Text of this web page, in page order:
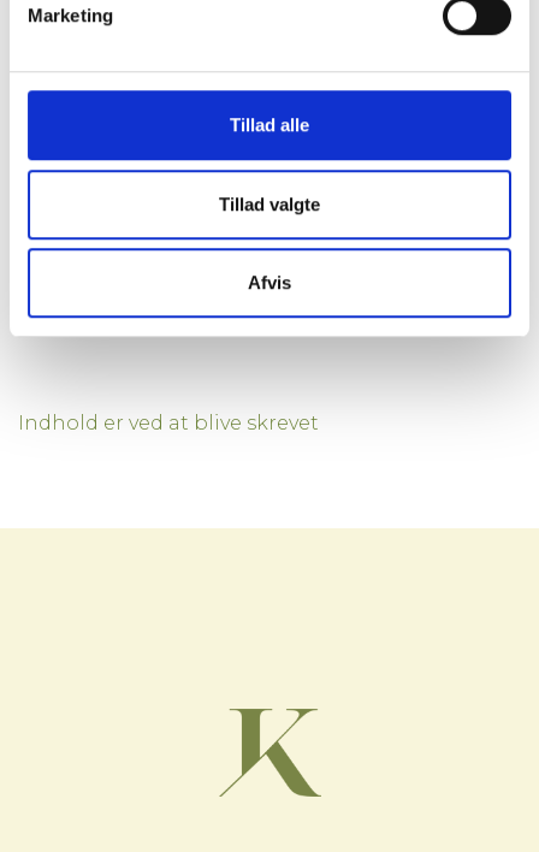
Marketing
Tillad alle
Tillad valgte
Afvis
Areal
111.7 m²
Husleje
-
Print reference ark
Indhold er ved at blive skrevet